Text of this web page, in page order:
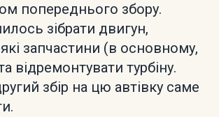
попереднього збору.
зібрати двигун,
запчастини (в основному,
відремонтувати турбіну.
збір на цю автівку саме